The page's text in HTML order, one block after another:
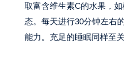
取富含维生素C的水果，
态。每天进行30分钟左右
能力。充足的睡眠同样至